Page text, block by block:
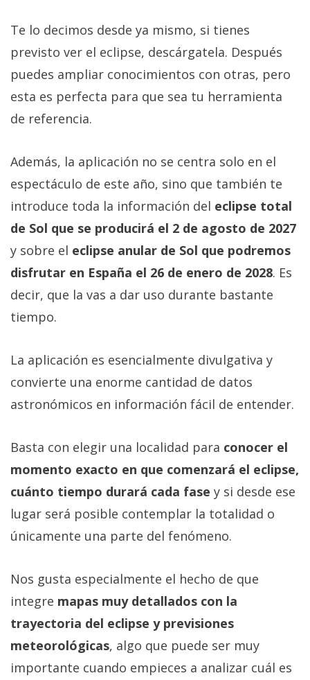
Te lo decimos desde ya mismo, si tienes
previsto ver el eclipse, descárgatela. Después
puedes ampliar conocimientos con otras, pero
esta es perfecta para que sea tu herramienta
de referencia.
Además, la aplicación no se centra solo en el
espectáculo de este año, sino que también te
introduce toda la información del eclipse total
de Sol que se producirá el 2 de agosto de 2027
y sobre el eclipse anular de Sol que podremos
disfrutar en España el 26 de enero de 2028. Es
decir, que la vas a dar uso durante bastante
tiempo.
La aplicación es esencialmente divulgativa y
convierte una enorme cantidad de datos
astronómicos en información fácil de entender.
Basta con elegir una localidad para conocer el
momento exacto en que comenzará el eclipse,
cuánto tiempo durará cada fase y si desde ese
lugar será posible contemplar la totalidad o
únicamente una parte del fenómeno.
Nos gusta especialmente el hecho de que
integre mapas muy detallados con la
trayectoria del eclipse y previsiones
meteorológicas, algo que puede ser muy
importante cuando empieces a analizar cuál es